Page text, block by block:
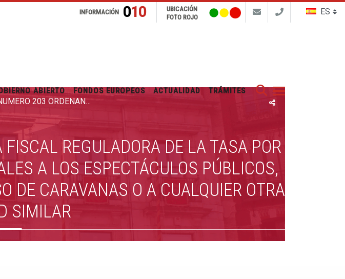
Buscar
INFORMACIÓN 010
UBICACIÓN
FOTO ROJO
ABIERTO FONDOS EUROPEOS ACTUALIDAD TRÁMITES
ORDENANZA NÚMERO 203 ORDENANZA FISCAL REGULADORA DE LA TASA POR LA PRESTACIÓN DE SERVICIOS ESPECIALES A LOS ESPECTÁCULOS PÚBLICOS, A LOS GRANDES TRANSPORTES, AL PASO DE CARAVANAS O A CUALQUIER OTRA ACTIVIDAD SIMILAR
REGULADORA DE LA TASA POR
A LOS ESPECTÁCULOS PÚBLICOS,
DE CARAVANAS O A CUALQUIER OTRA
SIMILAR